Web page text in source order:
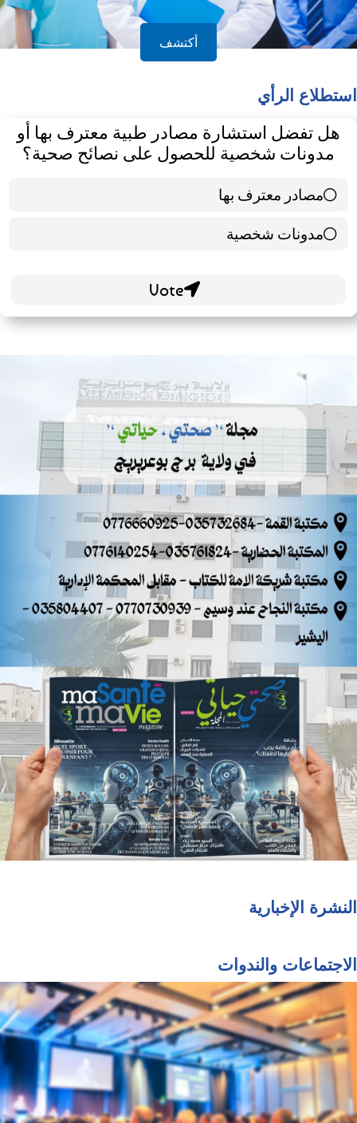
أكتشف
استطلاع الرأي
هل تفضل استشارة مصادر طبية معترف بها أو
مدونات شخصية للحصول على نصائح صحية؟
مصادر معترف بها
39 ( 65 % )
مدونات شخصية
21 ( 35 % )
النشرة الإخبارية
الاجتماعات والندوات